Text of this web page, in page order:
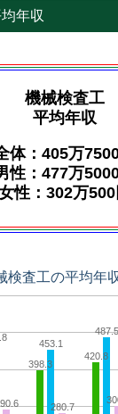
年収
機械検査工
平均年収
体：405万
性：477万
性：302万500
検査工の平均年
398.3
420.8
453.1
487.5
280.7